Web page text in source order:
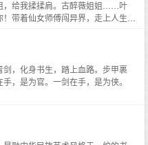
外出用餐,结束离开时差点和进门
释了自己是谁？周乔这才知道,他是
歉,我……男人打断她,挥挥手,不关你
我迟到错失了和你的相亲。周乔：
乔：……京圈清冷大佬X娇艳舞蹈家#
。2.男主多金有钱帅气,女主肤白貌
完结文《假婚》《失忆后我结婚
的男人结婚了,这个婚…能离么？本
为证,瞬间登上热搜第一,苏醒没多
了几十条评论。佟雪之所以这样,是
理会。 悄悄回归寒潭的小雪莲：今
的小漂亮X白切黑两副面孔的疯批
，前期过分单纯如白纸，一丢伪养
不能，她只是个软！妹！软妹！！
辣不是啥好东西。 4.开篇为误杀，
，另类火葬场，请勿看完文案就脑
给我揉揉肩。古醉薇姐姐……叶
带着仙女师傅闯异界，走上人生巅
，化身书生，踏上血路。步甲裹
，是为官。一剑在手，是为侠。